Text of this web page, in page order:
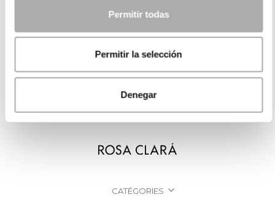
Permitir todas
Permitir la selección
Denegar
CATÉGORIES